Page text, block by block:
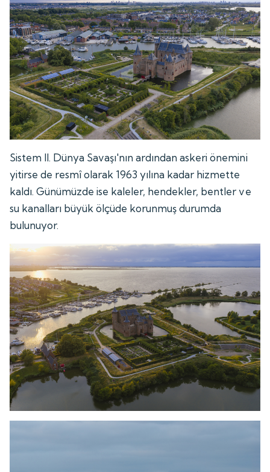
Sistem II. Dünya Savaşı'nın ardından askeri önemini
yitirse de resmî olarak 1963 yılına kadar hizmette
kaldı. Günümüzde ise kaleler, hendekler, bentler ve
su kanalları büyük ölçüde korunmuş durumda
bulunuyor.